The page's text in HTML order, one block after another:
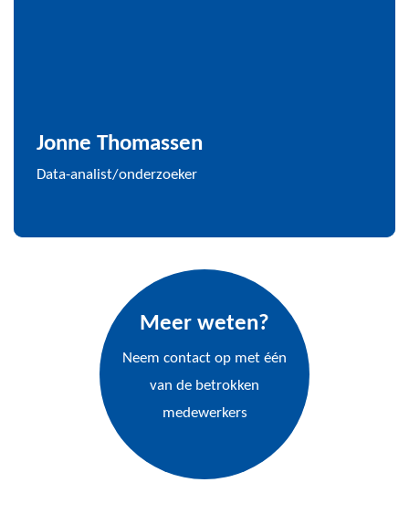
Jonne Thomassen
Data-analist/onderzoeker
Meer weten?
Neem contact op met één
van de betrokken
medewerkers